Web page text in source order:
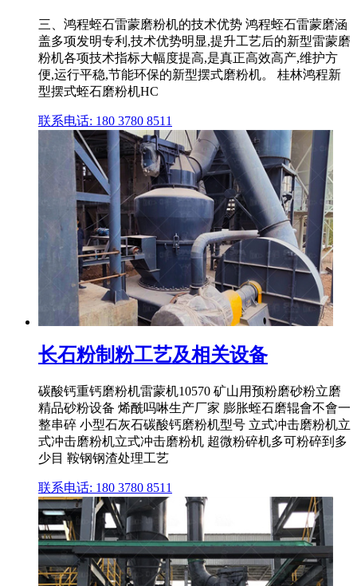
三、鸿程蛭石雷蒙磨粉机的技术优势 鸿程蛭石雷蒙磨涵
盖多项发明专利,技术优势明显,提升工艺后的新型雷蒙磨
粉机各项技术指标大幅度提高,是真正高效高产,维护方
便,运行平稳,节能环保的新型摆式磨粉机。 桂林鸿程新
型摆式蛭石磨粉机HC
联系电话: 180 3780 8511
长石粉制粉工艺及相关设备
碳酸钙重钙磨粉机雷蒙机10570 矿山用预粉磨砂粉立磨
精品砂粉设备 烯酰吗啉生产厂家 膨胀蛭石磨辊會不會一
整串碎 小型石灰石碳酸钙磨粉机型号 立式冲击磨粉机立
式冲击磨粉机立式冲击磨粉机 超微粉碎机多可粉碎到多
少目 鞍钢钢渣处理工艺
联系电话: 180 3780 8511